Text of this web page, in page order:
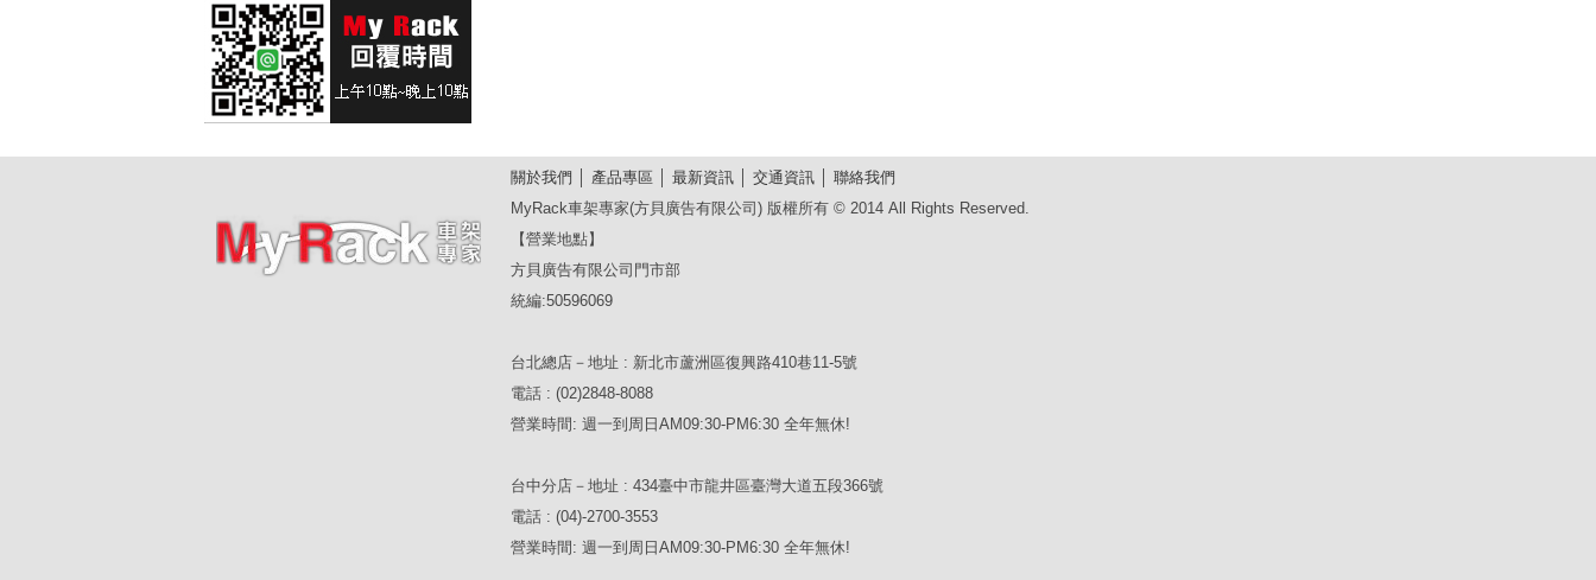
關於我們 產品專區 最新資訊 交通資訊
聯絡我們
MyRack車架專家(方貝廣告有限公司) 版權所有 © 2014 All Rights Reserved.
【營業地點】
方貝廣告有限公司門市部
統編:50596069
台北總店－地址 : 新北市蘆洲區復興路410巷11-5號
電話 : (02)2848-8088
營業時間: 週一到周日AM09:30-PM6:30 全年無休!
台中分店－地址 : 434臺中市龍井區臺灣大道五段366號
電話 : (04)-2700-3553
營業時間: 週一到周日AM09:30-PM6:30 全年無休!